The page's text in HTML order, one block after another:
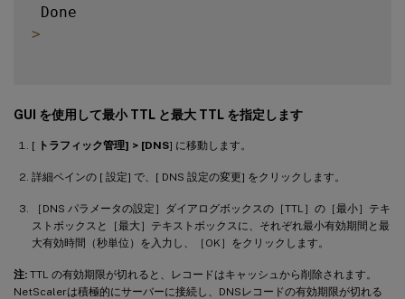
>
GUI を使用して最小 TTL と最大 TTL を指定します
[ トラフィック管理] > [DNS] に移動します。
詳細ペインの [ 設定] で、[ DNS 設定の変更] をクリックします。
［DNS パラメータの設定］ダイアログボックスの［TTL］の［最小］テキ
ストボックスと［最大］テキストボックスに、それぞれ最小有効期間と最
大有効時間（秒単位）を入力し、［OK］をクリックします。
注: TTL の有効期限が切れると、レコードはキャッシュから削除されます。
NetScalerは積極的にサーバーに接続し、DNSレコードの有効期限が切れる